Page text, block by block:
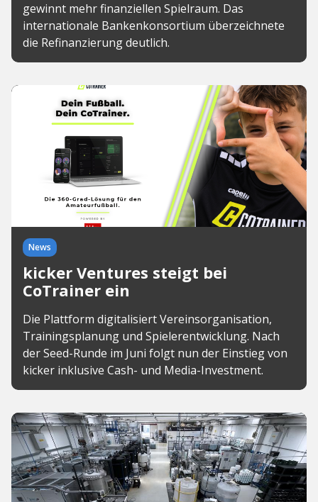
gewinnt mehr finanziellen Spielraum. Das
internationale Bankenkonsortium überzeichnete
die Refinanzierung deutlich.
News
kicker Ventures steigt bei
CoTrainer ein
Die Plattform digitalisiert Vereinsorganisation,
Trainingsplanung und Spielerentwicklung. Nach
der Seed-Runde im Juni folgt nun der Einstieg von
kicker inklusive Cash- und Media-Investment.